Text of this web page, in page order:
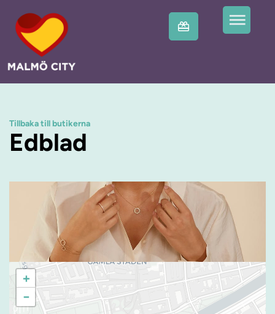
Tillbaka till butikerna
Edblad
+
−